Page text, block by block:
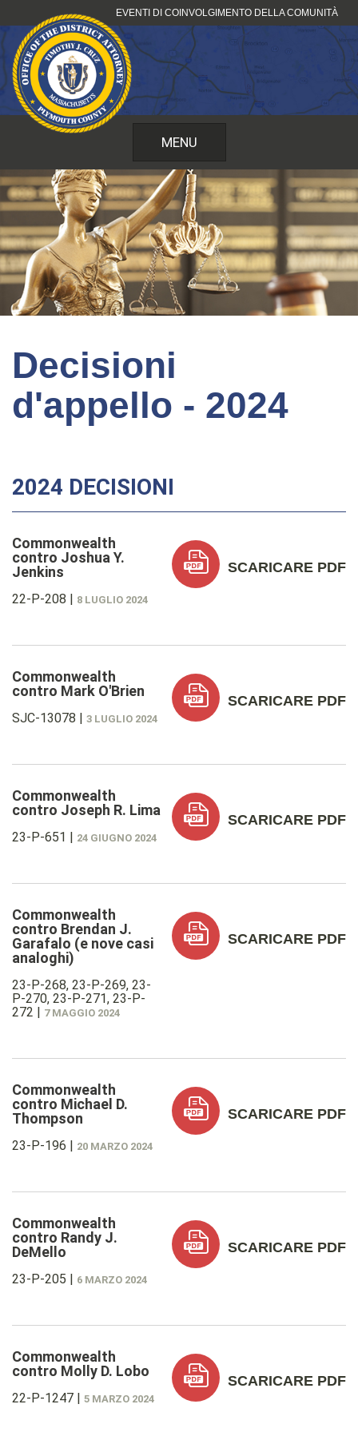
al
contenuto
EVENTI DI COINVOLGIMENTO DELLA COMUNITÀ
MENU
Decisioni
d'appello - 2024
2024 DECISIONI
Commonwealth
contro Joshua Y.
Jenkins
22-P-208 | 8 LUGLIO 2024
SCARICARE PDF
Commonwealth
contro Mark O'Brien
SJC-13078 | 3 LUGLIO 2024
SCARICARE PDF
Commonwealth
contro Joseph R. Lima
23-P-651 | 24 GIUGNO 2024
SCARICARE PDF
Commonwealth
contro Brendan J.
Garafalo (e nove casi
analoghi)
23-P-268, 23-P-269, 23-
P-270, 23-P-271, 23-P-
272 | 7 MAGGIO 2024
SCARICARE PDF
Commonwealth
contro Michael D.
Thompson
23-P-196 | 20 MARZO 2024
SCARICARE PDF
Commonwealth
contro Randy J.
DeMello
23-P-205 | 6 MARZO 2024
SCARICARE PDF
Commonwealth
contro Molly D. Lobo
22-P-1247 | 5 MARZO 2024
SCARICARE PDF